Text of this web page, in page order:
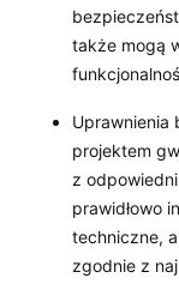
także mogą
Uprawnienia
projektem
z
prawidłowo
techniczne,
zgodnie z